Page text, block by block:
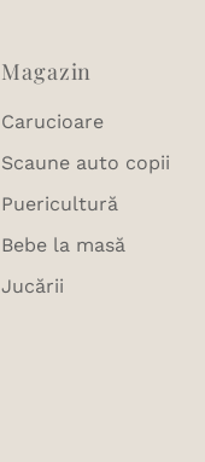
Magazin
Carucioare
Scaune auto copii
Puericultură
Bebe la masă
Jucării